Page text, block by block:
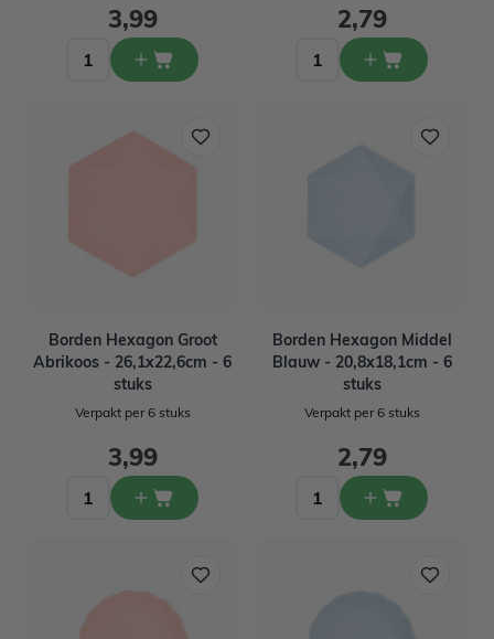
3,99 2,79
Borden Hexagon Groot
Abrikoos - 26,1x22,6cm - 6
stuks
Verpakt per 6 stuks
3,99
Borden Hexagon Middel
Blauw - 20,8x18,1cm - 6
stuks
Verpakt per 6 stuks
2,79